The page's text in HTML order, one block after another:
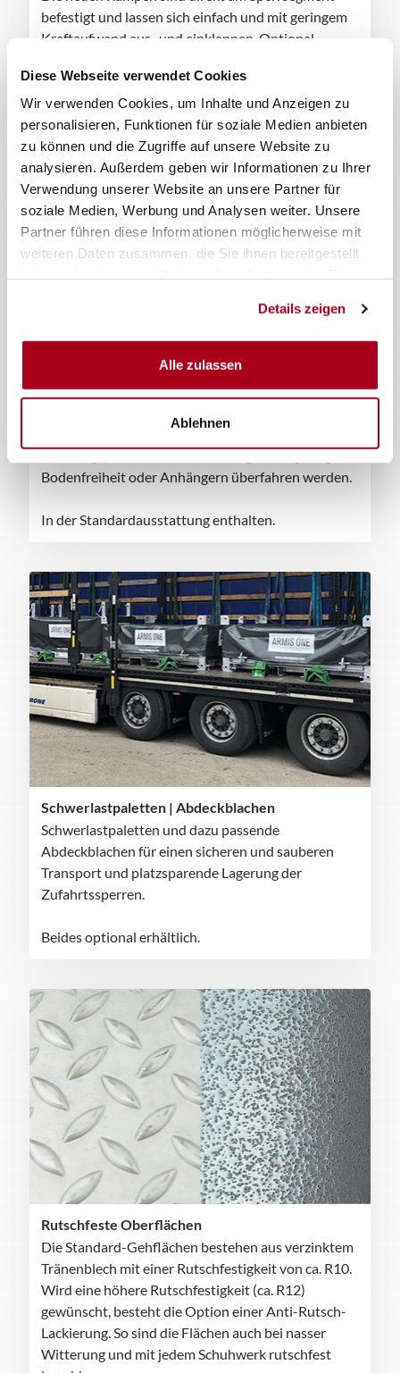
Diese Webseite verwendet Cookies
Wir verwenden Cookies, um Inhalte und Anzeigen zu
personalisieren, Funktionen für soziale Medien anbieten
zu können und die Zugriffe auf unsere Website zu
analysieren. Außerdem geben wir Informationen zu Ihrer
Verwendung unserer Website an unsere Partner für
soziale Medien, Werbung und Analysen weiter. Unsere
Partner führen diese Informationen möglicherweise mit
weiteren Daten zusammen, die Sie ihnen bereitgestellt
Details zeigen
Alle zulassen
Ablehnen
befestigt und lassen sich einfach und mit geringem
Kraftaufwand aus- und einklappen. Optional
(Schriftzug).
In der Standardausstattung enthalten.
Bodenfreiheit oder Anhängern überfahren werden.
In der Standardausstattung enthalten.
Schwerlastpaletten | Abdeckblachen
Schwerlastpaletten und dazu passende
Abdeckblachen für einen sicheren und sauberen
Transport und platzsparende Lagerung der
Zufahrtssperren.
Beides optional erhältlich.
Rutschfeste Oberflächen
Die Standard-Gehflächen bestehen aus verzinktem
Tränenblech mit einer Rutschfestigkeit von ca. R10.
Wird eine höhere Rutschfestigkeit (ca. R12)
gewünscht, besteht die Option einer Anti-Rutsch-
Lackierung. So sind die Flächen auch bei nasser
Witterung und mit jedem Schuhwerk rutschfest